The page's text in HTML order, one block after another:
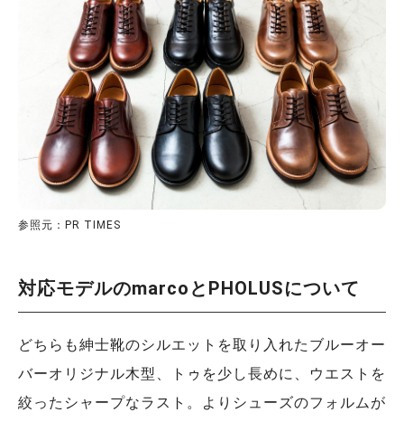
参照元：PR TIMES
対応モデルのmarcoとPHOLUSについて
どちらも紳士靴のシルエットを取り入れたブルーオー
バーオリジナル木型、トゥを少し長めに、ウエストを
絞ったシャープなラスト。よりシューズのフォルムが